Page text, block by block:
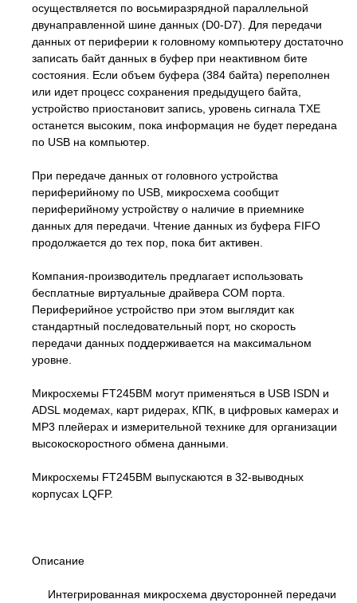
осуществляется по восьмиразрядной параллельной
двунаправленной шине данных (D0-D7). Для передачи
данных от периферии к головному компьютеру достаточно
записать байт данных в буфер при неактивном бите
состояния. Если объем буфера (384 байта) переполнен
или идет процесс сохранения предыдущего байта,
устройство приостановит запись, уровень сигнала TXE
останется высоким, пока информация не будет передана
по USB на компьютер.
При передаче данных от головного устройства
периферийному по USB, микросхема сообщит
периферийному устройству о наличие в приемнике
данных для передачи. Чтение данных из буфера FIFO
продолжается до тех пор, пока бит активен.
Компания-производитель предлагает использовать
бесплатные виртуальные драйвера СОМ порта.
Периферийное устройство при этом выглядит как
стандартный последовательный порт, но скорость
передачи данных поддерживается на максимальном
уровне.
Микросхемы FT245BM могут применяться в USB ISDN и
ADSL модемах, карт ридерах, КПК, в цифровых камерах и
MP3 плейерах и измерительной технике для организации
высокоскоростного обмена данными.
Микросхемы FT245BM выпускаются в 32-выводных
корпусах LQFP.
Описание
Интегрированная микросхема двусторонней передачи